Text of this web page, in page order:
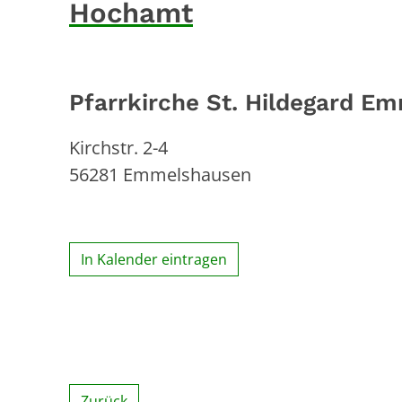
Hochamt
Pfarrkirche St. Hildegard
Kirchstr. 2-4
56281 Emmelshausen
In Kalender eintragen